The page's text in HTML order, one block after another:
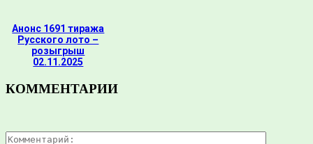
Анонс 1691 тиража
Русского лото –
розыгрыш
02.11.2025
КОММЕНТАРИИ